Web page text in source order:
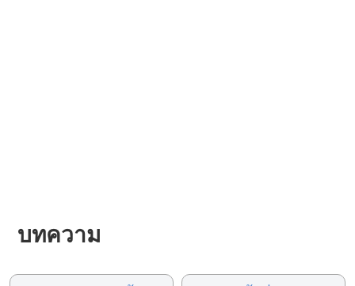
บทความ